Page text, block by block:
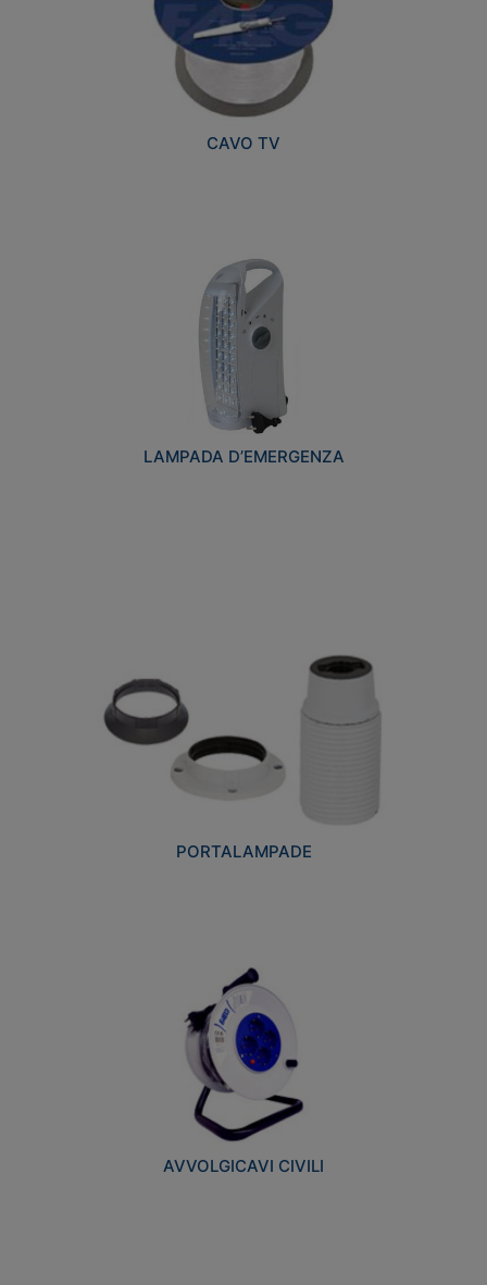
CAVO TV
LAMPADA D’EMERGENZA
PORTALAMPADE
AVVOLGICAVI CIVILI